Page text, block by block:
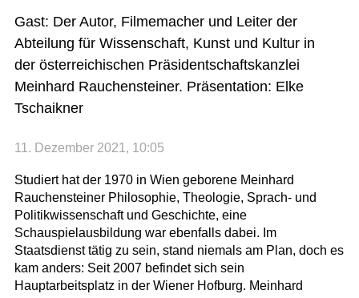
Gast: Der Autor, Filmemacher und Leiter der
Abteilung für Wissenschaft, Kunst und Kultur in
der österreichischen Präsidentschaftskanzlei
Meinhard Rauchensteiner. Präsentation: Elke
Tschaikner
11. Dezember 2021, 10:05
Studiert hat der 1970 in Wien geborene Meinhard
Rauchensteiner Philosophie, Theologie, Sprach- und
Politikwissenschaft und Geschichte, eine
Schauspielausbildung war ebenfalls dabei. Im
Staatsdienst tätig zu sein, stand niemals am Plan, doch es
kam anders: Seit 2007 befindet sich sein
Hauptarbeitsplatz in der Wiener Hofburg. Meinhard